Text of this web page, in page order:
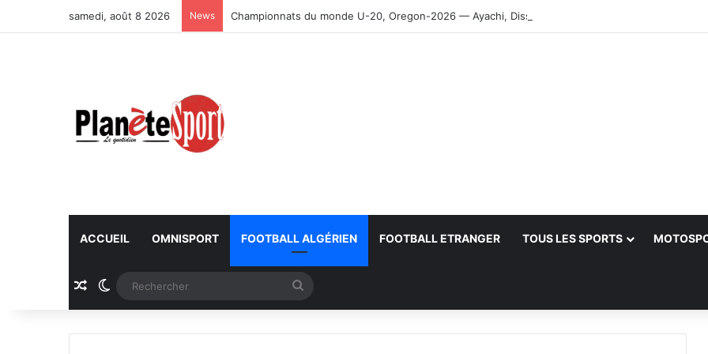
samedi, août 8 2026 News Championnats du monde U-20, Oregon-2026 — Ayachi, Dissa, Touahria et Ghezali en finale
ACCUEIL OMNISPORT FOOTBALL ALGÉRIEN FOOTBALL ETRANGER TOUS LES SPORTS
Article Aléatoire
Switch skin